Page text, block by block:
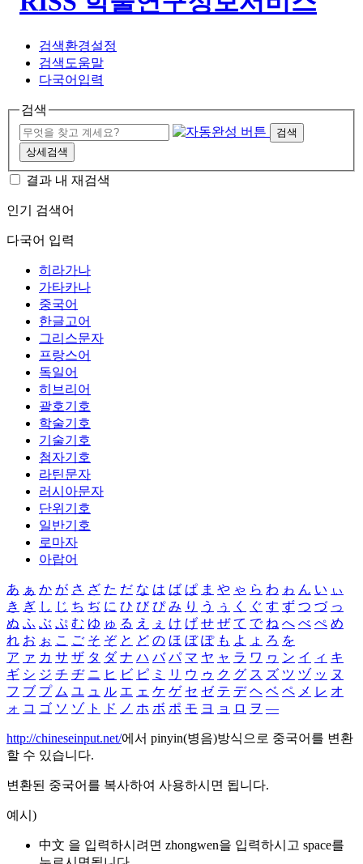
검색환경설정
검색도움말
다국어입력
검색
검색
상세검색
결과 내 재검색
인기 검색어
다국어 입력
히라가나
가타카나
중국어
한글고어
그리스문자
프랑스어
독일어
히브리어
괄호기호
학술기호
기술기호
첨자기호
라틴문자
러시아문자
단위기호
일반기호
로마자
아랍어
あ ぁ か が さ ざ た だ な は ば ぱ ま や ゃ ら わ ゎ ん い ぃ
き ぎ し じ ち ぢ に ひ び ぴ み り う ぅ く ぐ す ず つ づ っ
ぬ ふ ぶ ぷ む ゆ ゅ る え ぇ け げ せ ぜ て で ね へ べ ぺ め
れ お ぉ こ ご そ ぞ と ど の ほ ぼ ぽ も よ ょ ろ を
ア ァ カ サ ザ タ ダ ナ ハ バ パ マ ヤ ャ ラ ワ ヮ ン イ ィ キ
ギ シ ジ チ ヂ ニ ヒ ビ ピ ミ リ ウ ゥ ク グ ス ズ ツ ヅ ッ ヌ
フ ブ プ ム ユ ュ ル エ ェ ケ ゲ セ ゼ テ デ ヘ ベ ペ メ レ オ
ォ コ ゴ ソ ゾ ト ド ノ ホ ボ ポ モ ヨ ョ ロ ヲ ―
http://chineseinput.net/에서 pinyin(병음)방식으로 중국어를 변환
할 수 있습니다.
변환된 중국어를 복사하여 사용하시면 됩니다.
예시)
中文 을 입력하시려면 zhongwen을 입력하시고 space를